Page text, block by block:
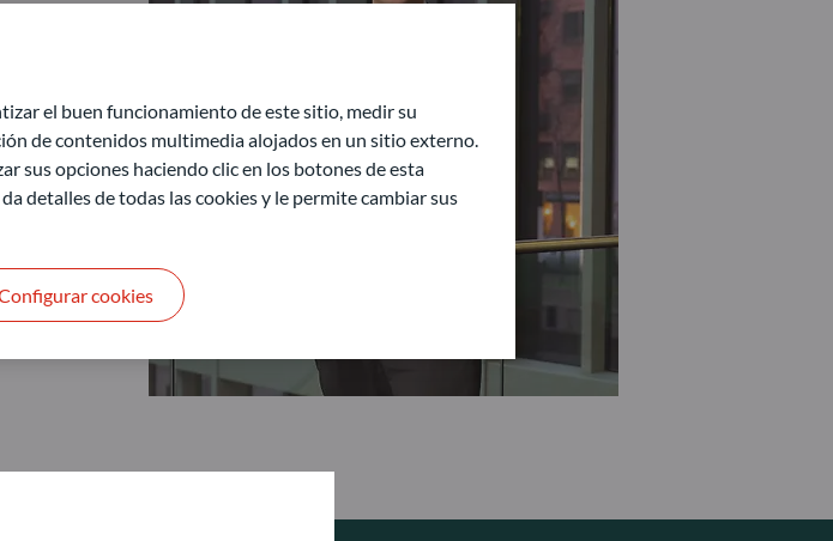
el buen funcionamiento de este sitio, medir su
de contenidos multimedia alojados en un sitio externo.
sus opciones haciendo clic en los botones de esta
detalles de todas las cookies y le permite cambiar sus
cookies